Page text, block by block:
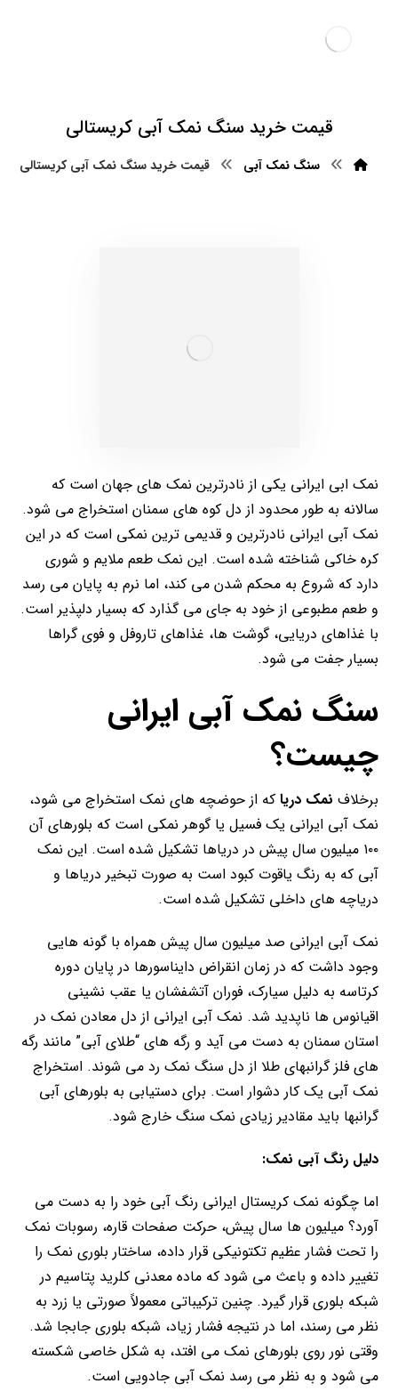
قیمت خرید سنگ نمک آبی کریستالی
سنگ نمک آبی قیمت خرید سنگ نمک آبی کریستالی
نمک ابی ایرانی یکی از نادرترین نمک های جهان است که
سالانه به طور محدود از دل کوه های سمنان استخراج می شود.
نمک آبی ایرانی نادرترین و قدیمی ترین نمکی است که در این
کره خاکی شناخته شده است. این نمک طعم ملایم و شوری
دارد که شروع به محکم شدن می کند، اما نرم به پایان می رسد
و طعم مطبوعی از خود به جای می گذارد که بسیار دلپذیر است.
با غذاهای دریایی، گوشت ها، غذاهای تاروفل و فوی گراها
بسیار جفت می شود.
سنگ نمک آبی ایرانی
چیست؟
برخلاف نمک دریا که از حوضچه های نمک استخراج می شود،
نمک آبی ایرانی یک فسیل یا گوهر نمکی است که بلورهای آن
۱۰۰ میلیون سال پیش در دریاها تشکیل شده است. این نمک
آبی که به رنگ یاقوت کبود است به صورت تبخیر دریاها و
دریاچه های داخلی تشکیل شده است.
نمک آبی ایرانی صد میلیون سال پیش همراه با گونه هایی
وجود داشت که در زمان انقراض دایناسورها در پایان دوره
کرتاسه به دلیل سیارک، فوران آتشفشان یا عقب نشینی
اقیانوس ها ناپدید شد. نمک آبی ایرانی از دل معادن نمک در
استان سمنان به دست می آید و رگه های “طلای آبی” مانند رگه
های فلز گرانبهای طلا از دل سنگ نمک رد می شوند. استخراج
نمک آبی یک کار دشوار است. برای دستیابی به بلورهای آبی
گرانبها باید مقادیر زیادی نمک سنگ خارج شود.
دلیل رنگ آبی نمک:
اما چگونه نمک کریستال ایرانی رنگ آبی خود را به دست می
آورد؟ میلیون ها سال پیش، حرکت صفحات قاره، رسوبات نمک
را تحت فشار عظیم تکتونیکی قرار داده، ساختار بلوری نمک را
تغییر داده و باعث می شود که ماده معدنی کلرید پتاسیم در
شبکه بلوری قرار گیرد. چنین ترکیباتی معمولاً صورتی یا زرد به
نظر می رسند، اما در نتیجه فشار زیاد، شبکه بلوری جابجا شد.
وقتی نور روی بلورهای نمک می افتد، به شکل خاصی شکسته
می شود و به نظر می رسد نمک آبی جادویی است.